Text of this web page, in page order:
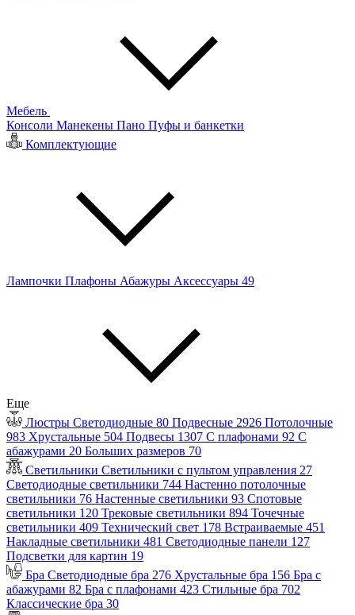
Мебель
Консоли Манекены Пано Пуфы и банкетки
Комплектующие
Лампочки Плафоны Абажуры Аксессуары 49
Еще
Люстры Светодиодные 80 Подвесные 2926 Потолочные
983 Хрустальные 504 Подвесы 1307 С плафонами 92 С
абажурами 20 Больших размеров 70
Светильники Светильники с пультом управления 27
Светодиодные светильники 744 Настенно потолочные
светильники 76 Настенные светильники 93 Спотовые
светильники 120 Трековые светильники 894 Точечные
светильники 409 Технический свет 178 Встраиваемые 451
Накладные светильники 481 Светодиодные панели 127
Подсветки для картин 19
Бра Светодиодные бра 276 Хрустальные бра 156 Бра с
абажурами 82 Бра с плафонами 423 Стильные бра 702
Классические бра 30